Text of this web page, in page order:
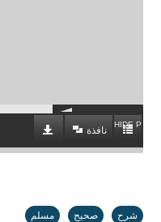
HIDE
نافذة
شرح صحيح مسلم